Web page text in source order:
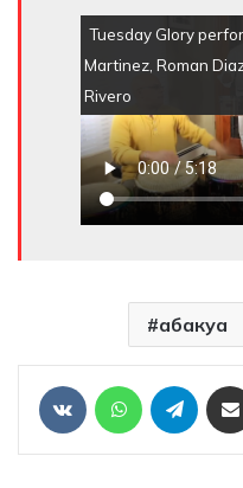
Tuesday Glory
Martinez, Roman
Rivero
абакуа
VKontakte WhatsApp Telegram